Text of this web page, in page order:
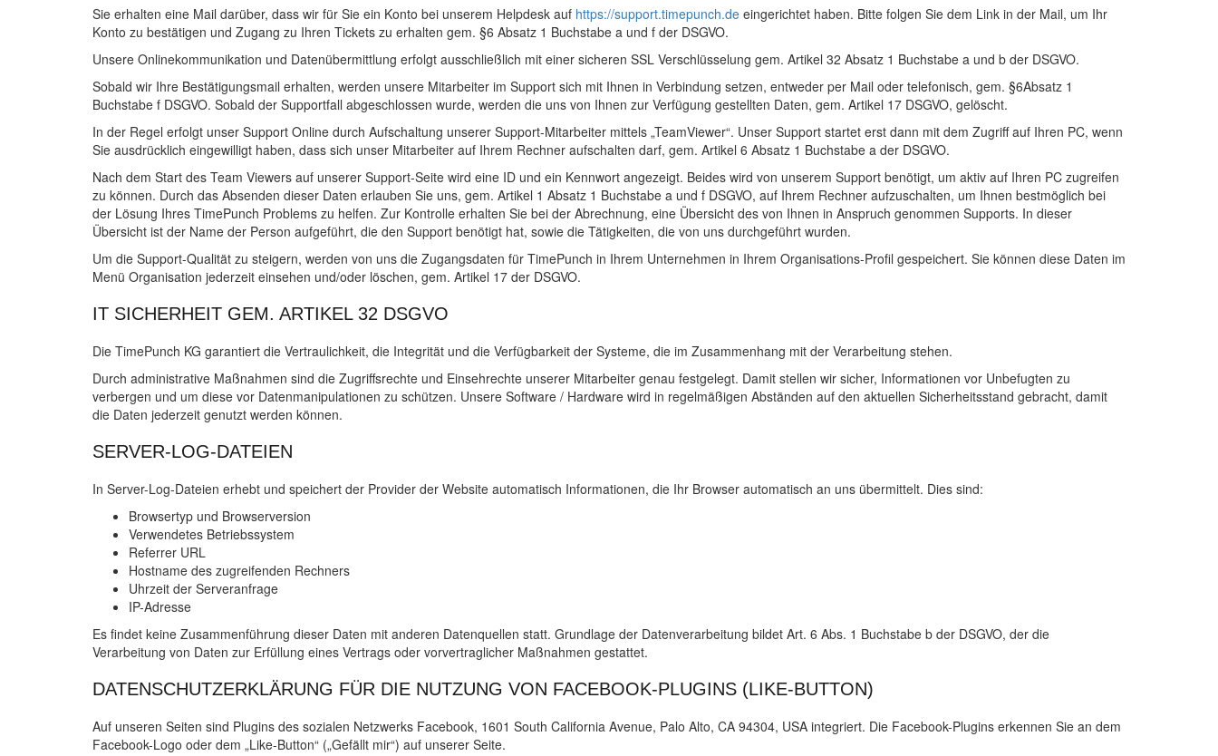
Sie erhalten eine Mail darüber, dass wir für Sie ein Konto bei unserem Helpdesk auf https://support.timepunch.de eingerichtet haben. Bitte folgen Sie dem Link in der Mail, um Ihr
Konto zu bestätigen und Zugang zu Ihren Tickets zu erhalten gem. §6 Absatz 1 Buchstabe a und f der DSGVO.
Unsere Onlinekommunikation und Datenübermittlung erfolgt ausschließlich mit einer sicheren SSL Verschlüsselung gem. Artikel 32 Absatz 1 Buchstabe a und b der DSGVO.
Sobald wir Ihre Bestätigungsmail erhalten, werden unsere Mitarbeiter im Support sich mit Ihnen in Verbindung setzen, entweder per Mail oder telefonisch, gem. §6Absatz 1
Buchstabe f DSGVO. Sobald der Supportfall abgeschlossen wurde, werden die uns von Ihnen zur Verfügung gestellten Daten, gem. Artikel 17 DSGVO, gelöscht.
In der Regel erfolgt unser Support Online durch Aufschaltung unserer Support-Mitarbeiter mittels „TeamViewer“. Unser Support startet erst dann mit dem Zugriff auf Ihren PC, wenn
Sie ausdrücklich eingewilligt haben, dass sich unser Mitarbeiter auf Ihrem Rechner aufschalten darf, gem. Artikel 6 Absatz 1 Buchstabe a der DSGVO.
Nach dem Start des Team Viewers auf unserer Support-Seite wird eine ID und ein Kennwort angezeigt. Beides wird von unserem Support benötigt, um aktiv auf Ihren PC zugreifen
zu können. Durch das Absenden dieser Daten erlauben Sie uns, gem. Artikel 1 Absatz 1 Buchstabe a und f DSGVO, auf Ihrem Rechner aufzuschalten, um Ihnen bestmöglich bei
der Lösung Ihres TimePunch Problems zu helfen. Zur Kontrolle erhalten Sie bei der Abrechnung, eine Übersicht des von Ihnen in Anspruch genommen Supports. In dieser
Übersicht ist der Name der Person aufgeführt, die den Support benötigt hat, sowie die Tätigkeiten, die von uns durchgeführt wurden.
Um die Support-Qualität zu steigern, werden von uns die Zugangsdaten für TimePunch in Ihrem Unternehmen in Ihrem Organisations-Profil gespeichert. Sie können diese Daten im
Menü Organisation jederzeit einsehen und/oder löschen, gem. Artikel 17 der DSGVO.
IT SICHERHEIT GEM. ARTIKEL 32 DSGVO
Die TimePunch KG garantiert die Vertraulichkeit, die Integrität und die Verfügbarkeit der Systeme, die im Zusammenhang mit der Verarbeitung stehen.
Durch administrative Maßnahmen sind die Zugriffsrechte und Einsehrechte unserer Mitarbeiter genau festgelegt. Damit stellen wir sicher, Informationen vor Unbefugten zu
verbergen und um diese vor Datenmanipulationen zu schützen. Unsere Software / Hardware wird in regelmäßigen Abständen auf den aktuellen Sicherheitsstand gebracht, damit
die Daten jederzeit genutzt werden können.
SERVER-LOG-DATEIEN
In Server-Log-Dateien erhebt und speichert der Provider der Website automatisch Informationen, die Ihr Browser automatisch an uns übermittelt. Dies sind:
Browsertyp und Browserversion
Verwendetes Betriebssystem
Referrer URL
Hostname des zugreifenden Rechners
Uhrzeit der Serveranfrage
IP-Adresse
Es findet keine Zusammenführung dieser Daten mit anderen Datenquellen statt. Grundlage der Datenverarbeitung bildet Art. 6 Abs. 1 Buchstabe b der DSGVO, der die
Verarbeitung von Daten zur Erfüllung eines Vertrags oder vorvertraglicher Maßnahmen gestattet.
DATENSCHUTZERKLÄRUNG FÜR DIE NUTZUNG VON FACEBOOK-PLUGINS (LIKE-BUTTON)
Auf unseren Seiten sind Plugins des sozialen Netzwerks Facebook, 1601 South California Avenue, Palo Alto, CA 94304, USA integriert. Die Facebook-Plugins erkennen Sie an dem
Facebook-Logo oder dem „Like-Button“ („Gefällt mir“) auf unserer Seite.